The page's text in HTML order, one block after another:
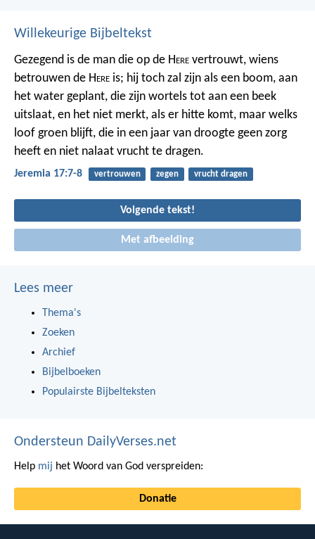
Willekeurige Bijbeltekst
Gezegend is de man die op de Here vertrouwt, wiens
betrouwen de Here is; hij toch zal zijn als een boom, aan
het water geplant, die zijn wortels tot aan een beek
uitslaat, en het niet merkt, als er hitte komt, maar welks
loof groen blijft, die in een jaar van droogte geen zorg
heeft en niet nalaat vrucht te dragen.
Jeremia 17:7-8 vertrouwen zegen vrucht dragen
Volgende tekst!
Met afbeelding
Lees meer
Thema's
Zoeken
Archief
Bijbelboeken
Populairste Bijbelteksten
Ondersteun DailyVerses.net
Help mij het Woord van God verspreiden:
Donatie